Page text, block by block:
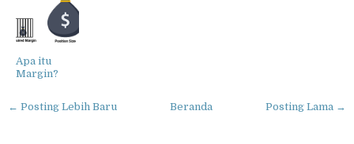
Apa itu
Margin?
← Posting Lebih Baru Posting Lama →
Beranda